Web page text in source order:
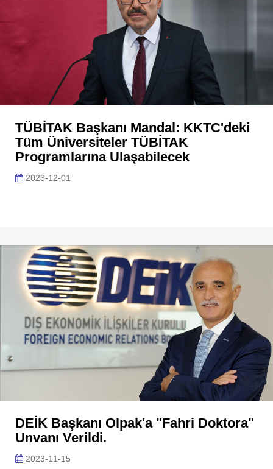
TÜBİTAK Başkanı Mandal: KKTC'deki
Tüm Üniversiteler TÜBİTAK
Programlarına Ulaşabilecek
2023-12-01
DEİK Başkanı Olpak'a "fahri Doktora"
Unvanı Verildi.
2023-11-15